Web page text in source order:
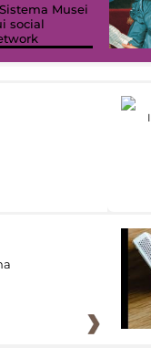
Musei
social